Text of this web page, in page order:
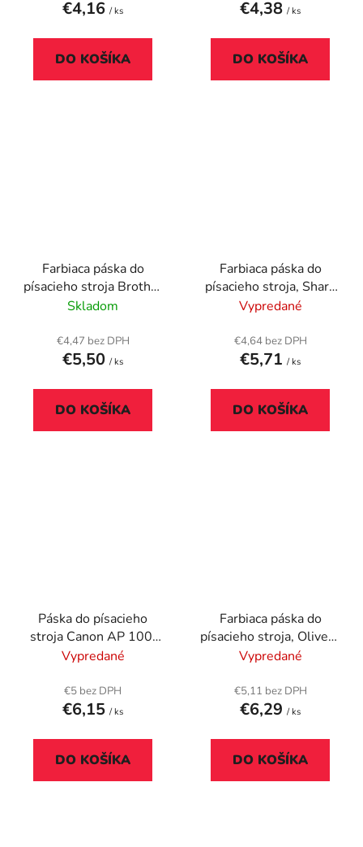
€4,16 / ks
DO KOŠÍKA
€4,38 / ks
DO KOŠÍKA
Farbiaca páska do
písacieho stroja Brother
AX10, VICTORIA
153C, čierna
Skladom
€4,47 bez DPH
€5,50 / ks
DO KOŠÍKA
Farbiaca páska do
písacieho stroja, Sharp
PA3000, 3100,
TECHNOLOGY GR
301C, čierna
Vypredané
€4,64 bez DPH
€5,71 / ks
DO KOŠÍKA
Páska do písacieho
stroja Canon AP 100,
VICTORIA
156C, čierna
Vypredané
€5 bez DPH
€6,15 / ks
DO KOŠÍKA
Farbiaca páska do
písacieho stroja, Olivetti
ETP55, VICTORIA
177C
Vypredané
€5,11 bez DPH
€6,29 / ks
DO KOŠÍKA